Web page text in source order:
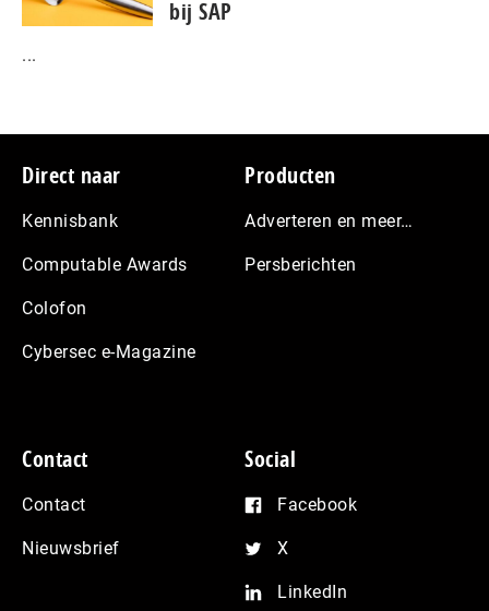
bij SAP
...
Footer
Direct naar
Kennisbank
Computable Awards
Colofon
Cybersec e-Magazine
Producten
Adverteren en meer…
Persberichten
Contact
Contact
Nieuwsbrief
Social
Facebook
X
LinkedIn